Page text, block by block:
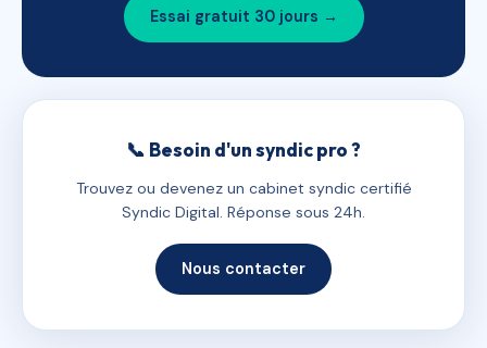
Essai gratuit 30 jours →
📞 Besoin d'un syndic pro ?
Trouvez ou devenez un cabinet syndic certifié
Syndic Digital. Réponse sous 24h.
Nous contacter